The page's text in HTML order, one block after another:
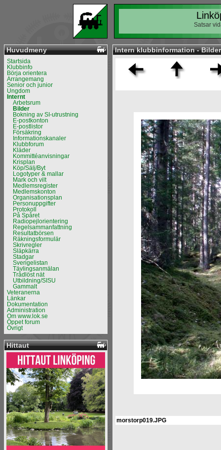
Satsar
Huvudmeny
Startsida
Klubbinfo
Börja orientera
Arrangemang
Senior och junior
Ungdom
Internt
Arbetsrum
Bilder
Bokning av SI-utrustning
E-postkonton
E-postlistor
Försäkring
Informationskanaler
Klubbforum
Kläder
Kommittéanvisningar
Krisplan
Köp/Sälj/Byt
Logotyper & mallar
Mark och vilt
Medlemsregister
Medlemskonton
Organisationsplan
Personuppgifter
Protokoll
På Spåret
Radiopejlorientering
Regelsammanfattning
Resultatbörsen
Räkningsformulär
Skrivregler
Släpkärra
Stadgar
Sverigelistan
Tävlingsanmälan
Trådlöst nät
Utbildning/SISU
Gammalt
Veteranerna
Länkar
Dokumentation
Administration
Om www.lok.se
Öppet forum
Övrigt
Hittaut
Intern klubbinformation - Bilder
morstorp019.JPG